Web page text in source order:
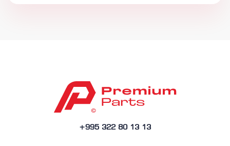
+995 322 80 13 13